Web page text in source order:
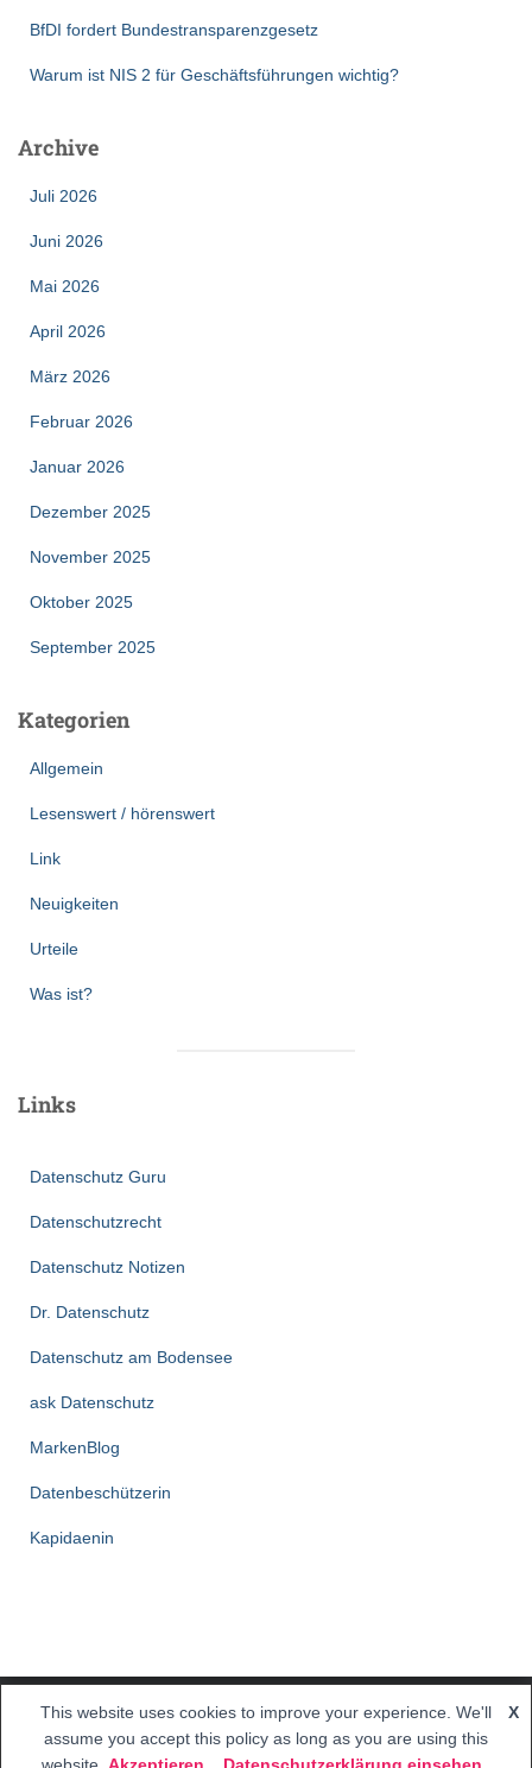
BfDI fordert Bundestransparenzgesetz
Warum ist NIS 2 für Geschäftsführungen wichtig?
Archive
Juli 2026
Juni 2026
Mai 2026
April 2026
März 2026
Februar 2026
Januar 2026
Dezember 2025
November 2025
Oktober 2025
September 2025
Kategorien
Allgemein
Lesenswert / hörenswert
Link
Neuigkeiten
Urteile
Was ist?
Links
Datenschutz Guru
Datenschutzrecht
Datenschutz Notizen
Dr. Datenschutz
Datenschutz am Bodensee
ask Datenschutz
MarkenBlog
Datenbeschützerin
Kapidaenin
Hestia | Entwickelt vonThemeIsle
This website uses cookies to improve your experience. We'll
assume you accept this policy as long as you are using this
X